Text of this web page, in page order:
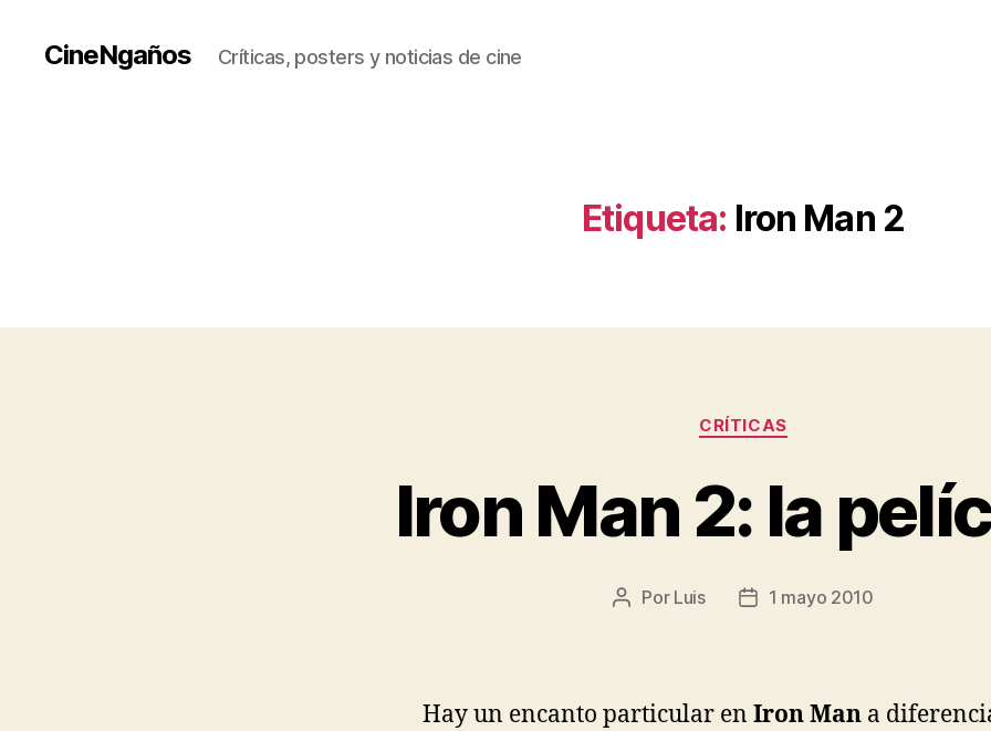
CineNgaños Críticas, posters y noticias de cine
Etiqueta: Iron Man 2
Categorías
CRÍTICAS
Iron Man 2: la
Autor
Por Luis
Fecha1 mayo 2010
Hay un encanto particular en Iron Man a